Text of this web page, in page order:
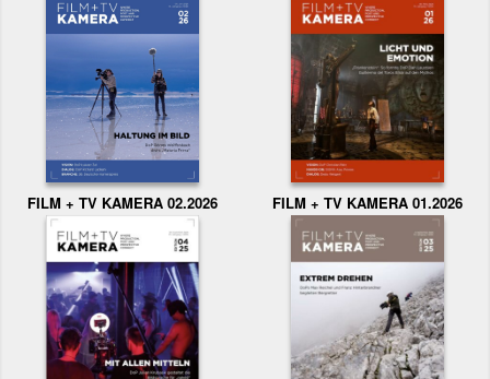
FILM + TV KAMERA 02.2026 FILM + TV KAMERA 01.2026